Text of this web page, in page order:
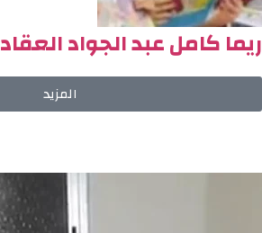
ريما كامل عبد الجواد العقاد
المزيد